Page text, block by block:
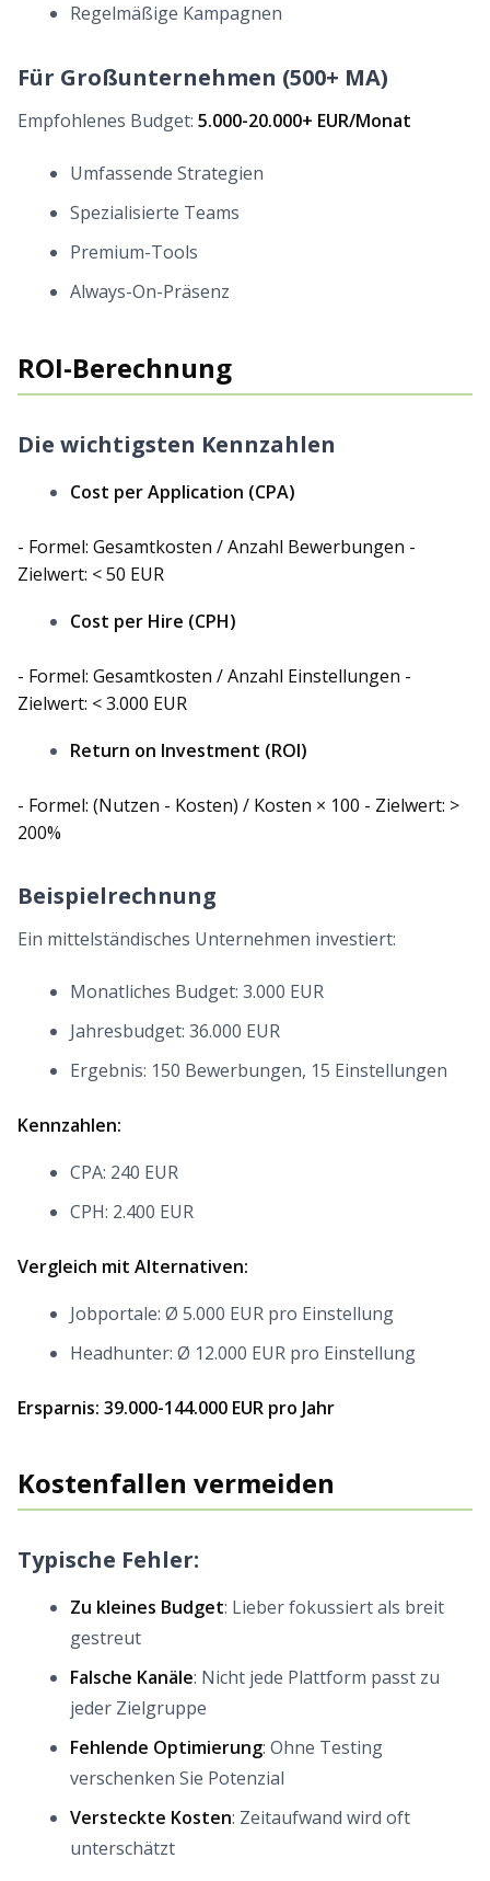
Regelmäßige Kampagnen
Für Großunternehmen (500+ MA)
Empfohlenes Budget: 5.000-20.000+ EUR/Monat
Umfassende Strategien
Spezialisierte Teams
Premium-Tools
Always-On-Präsenz
ROI-Berechnung
Die wichtigsten Kennzahlen
Cost per Application (CPA)
- Formel: Gesamtkosten / Anzahl Bewerbungen -
Zielwert: < 50 EUR
Cost per Hire (CPH)
- Formel: Gesamtkosten / Anzahl Einstellungen -
Zielwert: < 3.000 EUR
Return on Investment (ROI)
- Formel: (Nutzen - Kosten) / Kosten × 100 - Zielwert: >
200%
Beispielrechnung
Ein mittelständisches Unternehmen investiert:
Monatliches Budget: 3.000 EUR
Jahresbudget: 36.000 EUR
Ergebnis: 150 Bewerbungen, 15 Einstellungen
Kennzahlen:
CPA: 240 EUR
CPH: 2.400 EUR
Vergleich mit Alternativen:
Jobportale: Ø 5.000 EUR pro Einstellung
Headhunter: Ø 12.000 EUR pro Einstellung
Ersparnis: 39.000-144.000 EUR pro Jahr
Kostenfallen vermeiden
Typische Fehler:
Zu kleines Budget: Lieber fokussiert als breit
gestreut
Falsche Kanäle: Nicht jede Plattform passt zu
jeder Zielgruppe
Fehlende Optimierung: Ohne Testing
verschenken Sie Potenzial
Versteckte Kosten: Zeitaufwand wird oft
unterschätzt